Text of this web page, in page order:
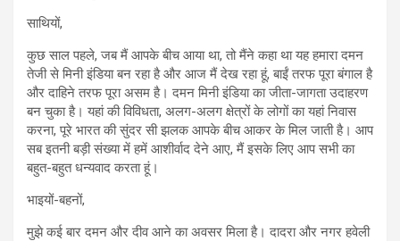
साथियों,
कुछ साल पहले, जब मैं आपके बीच आया था, तो मैंने कहा था यह हमारा दमन
तेजी से मिनी इंडिया बन रहा है और आज मैं देख रहा हूं, बाईं तरफ पूरा बंगाल है
और दाहिने तरफ पूरा असम है। दमन मिनी इंडिया का जीता-जागता उदाहरण
बन चुका है। यहां की विविधता, अलग-अलग क्षेत्रों के लोगों का यहां निवास
करना, पूरे भारत की सुंदर सी झलक आपके बीच आकर के मिल जाती है। आप
सब इतनी बड़ी संख्या में हमें आशीर्वाद देने आए, मैं इसके लिए आप सभी का
बहुत-बहुत धन्यवाद करता हूं।
भाइयों-बहनों,
मुझे कई बार दमन और दीव आने का अवसर मिला है। दादरा और नगर हवेली